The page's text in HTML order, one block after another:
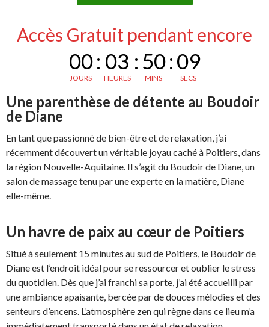
Accès Gratuit pendant encore
00
JOURS
: 03
HEURES
: 50
MINS
:08
SECS
Une parenthèse de détente au Boudoir
de Diane
En tant que passionné de bien-être et de relaxation, j’ai
récemment découvert un véritable joyau caché à Poitiers, dans
la région Nouvelle-Aquitaine. Il s’agit du Boudoir de Diane, un
salon de massage tenu par une experte en la matière, Diane
elle-même.
Un havre de paix au cœur de Poitiers
Situé à seulement 15 minutes au sud de Poitiers, le Boudoir de
Diane est l’endroit idéal pour se ressourcer et oublier le stress
du quotidien. Dès que j’ai franchi sa porte, j’ai été accueilli par
une ambiance apaisante, bercée par de douces mélodies et des
senteurs d’encens. L’atmosphère zen qui règne dans ce lieu m’a